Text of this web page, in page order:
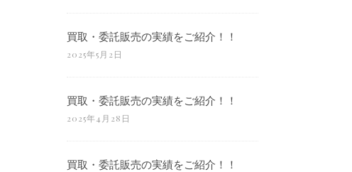
買取・委託販売の実績をご紹介！！
2025年5月2日
買取・委託販売の実績をご紹介！！
2025年4月28日
買取・委託販売の実績をご紹介！！